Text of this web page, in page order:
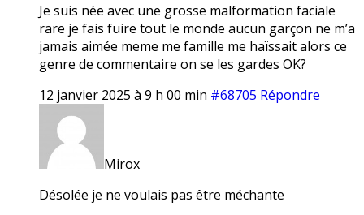
Je suis née avec une grosse malformation faciale
rare je fais fuire tout le monde aucun garçon ne m’a
jamais aimée meme me famille me haïssait alors ce
genre de commentaire on se les gardes OK?
12 janvier 2025 à 9 h 00 min #68705 Répondre
Mirox
Désolée je ne voulais pas être méchante